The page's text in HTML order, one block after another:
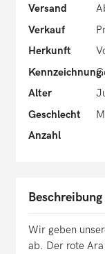
Versand
Verkauf
Herkunft
Kennzeichnung
Alter
Geschlecht
Anzahl
Beschreibung
Wir geben
ab. Der rote